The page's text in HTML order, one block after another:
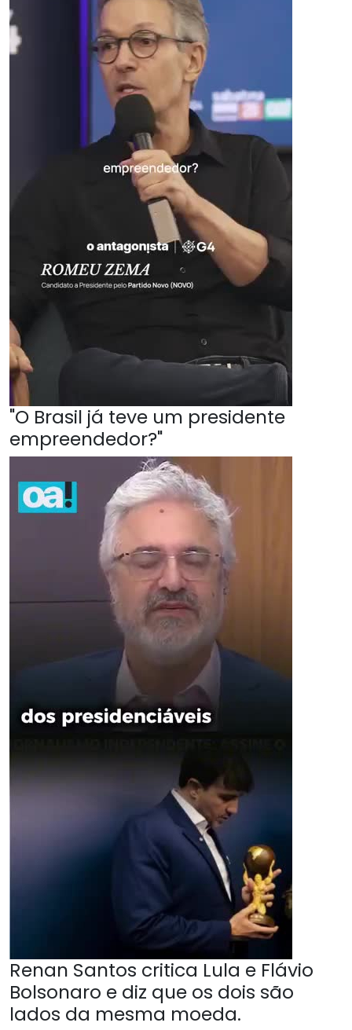
"O Brasil já teve um presidente
empreendedor?"
Renan Santos critica Lula e Flávio
Bolsonaro e diz que os dois são
lados da mesma moeda.